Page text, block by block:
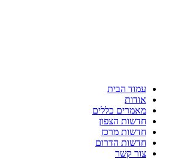
עמוד הבית
אודות
מאמרים כללים
חדשות הצפון
חדשות מרכז
חדשות הדרום
צור קשר